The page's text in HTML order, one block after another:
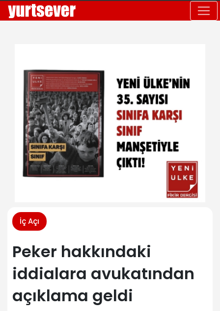
İç Açı
Peker hakkındaki
iddialara avukatından
açıklama geldi